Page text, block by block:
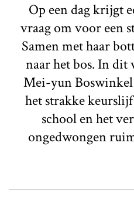
Op een dag krijgt
vraag om voor een
Samen met haar
naar het bos. In dit
Mei-yun Boswinkel
het strakke
school en het
ongedwongen